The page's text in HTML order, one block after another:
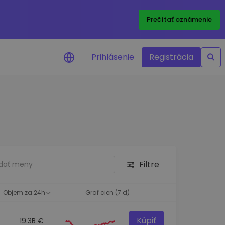
Prečítať oznámenie
príležitosti
pre optimálny
Prihlásenie Registrácia
Filtre
Objem za 24h Graf cien (7 d)
19.3B € Kúpiť